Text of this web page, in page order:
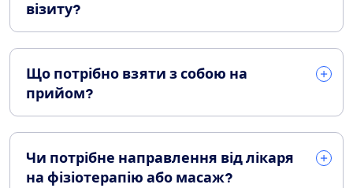
візиту?
Що потрібно взяти з собою на
прийом?
Чи потрібне направлення від лікаря
на фізіотерапію або масаж?